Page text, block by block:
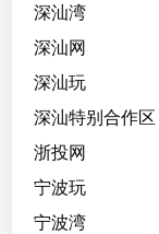
深汕湾
深汕网
深汕玩
深汕特别合作区
浙投网
宁波玩
宁波湾